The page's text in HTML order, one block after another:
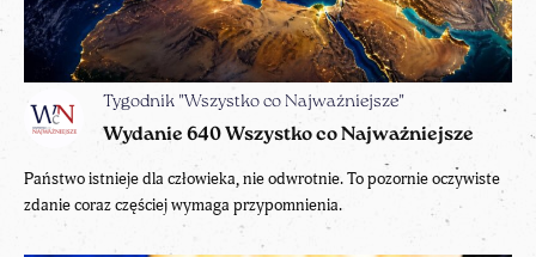
Tygodnik "Wszystko co Najważniejsze"
Wydanie 640 Wszystko co Najważniejsze
Państwo istnieje dla człowieka, nie odwrotnie. To pozornie oczywiste
zdanie coraz częściej wymaga przypomnienia.